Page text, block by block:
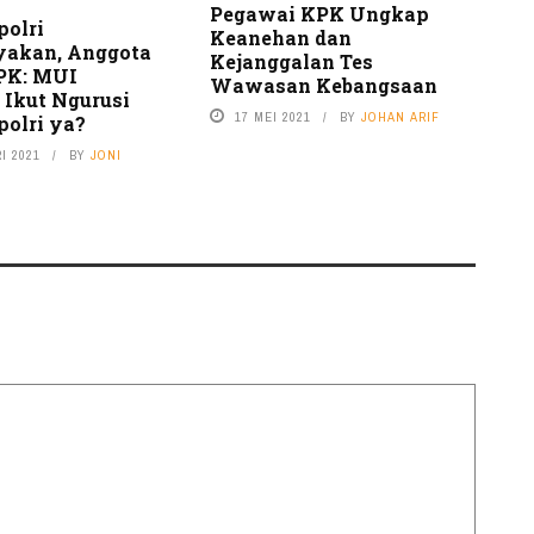
Anggota
MUI
Ikut Ngurusi
ya?
2021 BYJONI
Pegawai KPK Ungkap
Keanehan dan
Kejanggalan Tes
Wawasan Kebangsaan
17 MEI 2021 BY JOHAN ARIF